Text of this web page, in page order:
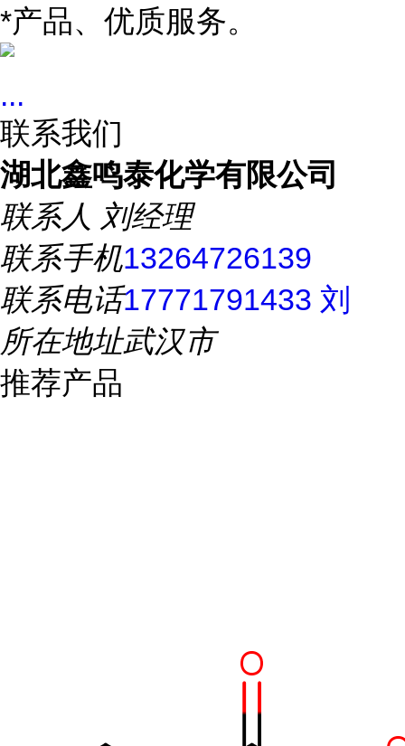
*产品、优质服务。
...
联系我们
湖北鑫鸣泰化学有限公司
联系人 刘经理
联系手机13264726139
联系电话17771791433 刘
所在地址武汉市
推荐产品